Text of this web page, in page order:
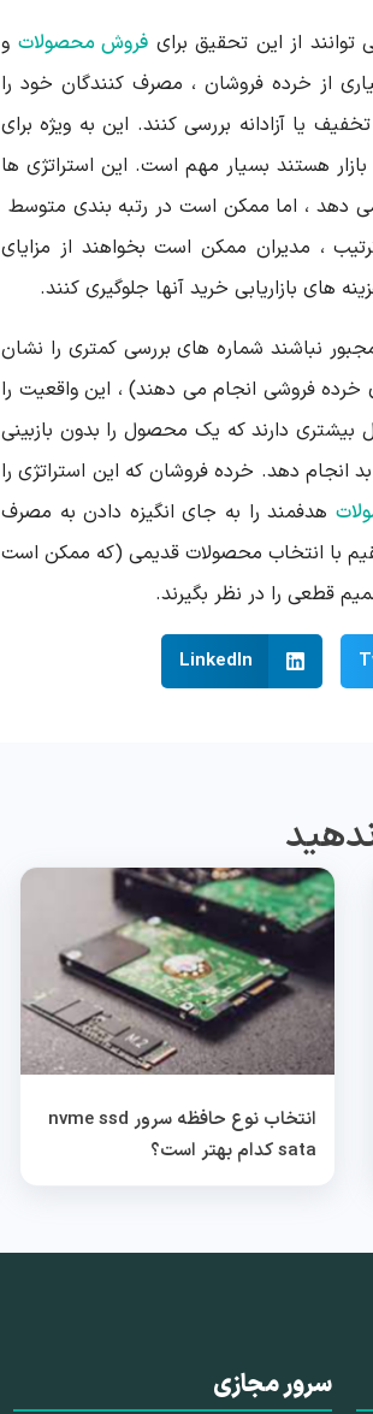
از این تحقیق برای فروش محصولات و
از خرده فروشان ، مصرف کنندگان خود را
یا آزادانه بررسی کنند. این به ویژه برای
هستند بسیار مهم است. این استراتژی ها
می دهد ، اما ممکن است در رتبه بندی متوسط
، مدیران ممکن است بخواهند از مزایای
های بازاریابی خرید آنها جلوگیری کنند.
نباشند شماره های بررسی کمتری را نشان
فروشی انجام می دهند) ، این واقعیت را
دارند که یک محصول را بدون بازبینی
انجام دهد. خرده فروشان که این استراتژی را
هدفمند را به جای انگیزه دادن به مصرف
با انتخاب محصولات قدیمی (که ممکن است
قطعی را در نظر بگیرند.
LinkedIn
انتخاب نوع حافظه سرور nvme ssd
sata کدام بهتر است؟
سرور مجازی